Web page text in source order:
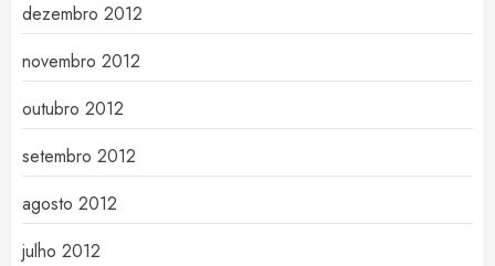
dezembro 2012
novembro 2012
outubro 2012
setembro 2012
agosto 2012
julho 2012